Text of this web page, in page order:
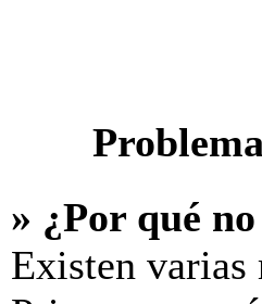
» ¿Por qué
Existen varias